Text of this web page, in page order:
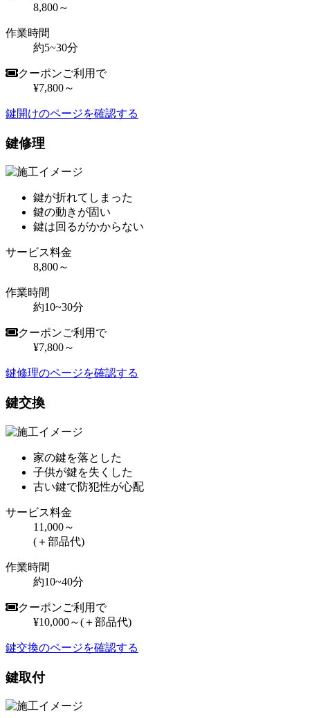
8,800～
作業時間
約5~30分
クーポンご利用で
¥7,800～
鍵開けのページを確認する
鍵修理
鍵が折れてしまった
鍵の動きが固い
鍵は回るがかからない
サービス料金
8,800～
作業時間
約10~30分
クーポンご利用で
¥7,800～
鍵修理のページを確認する
鍵交換
家の鍵を落とした
子供が鍵を失くした
古い鍵で防犯性が心配
サービス料金
11,000～
(＋部品代)
作業時間
約10~40分
クーポンご利用で
¥10,000～(＋部品代)
鍵交換のページを確認する
鍵取付